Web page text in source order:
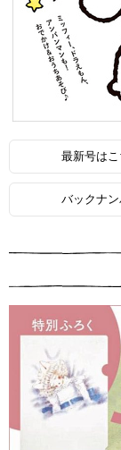
最新号はこ
バックナン